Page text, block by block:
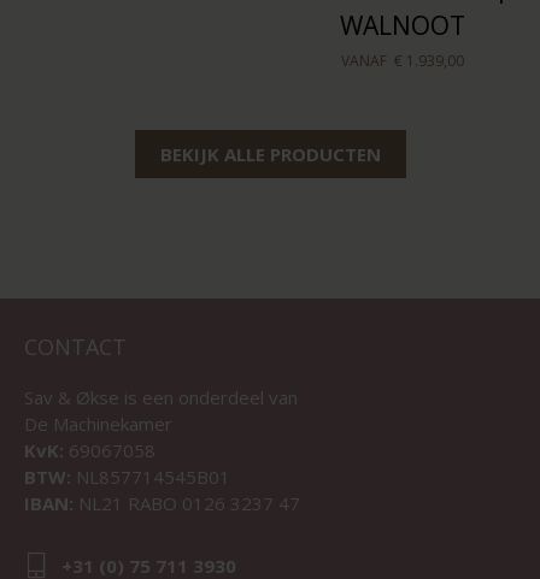
WALNOOT
VANAF € 1.939,00
BEKIJK ALLE PRODUCTEN
CONTACT
Sav & Økse is een onderdeel van
De Machinekamer
KvK: 69067058
BTW: NL857714545B01
IBAN: NL21 RABO 0126 3237 47
+31 (0) 75 711 3930